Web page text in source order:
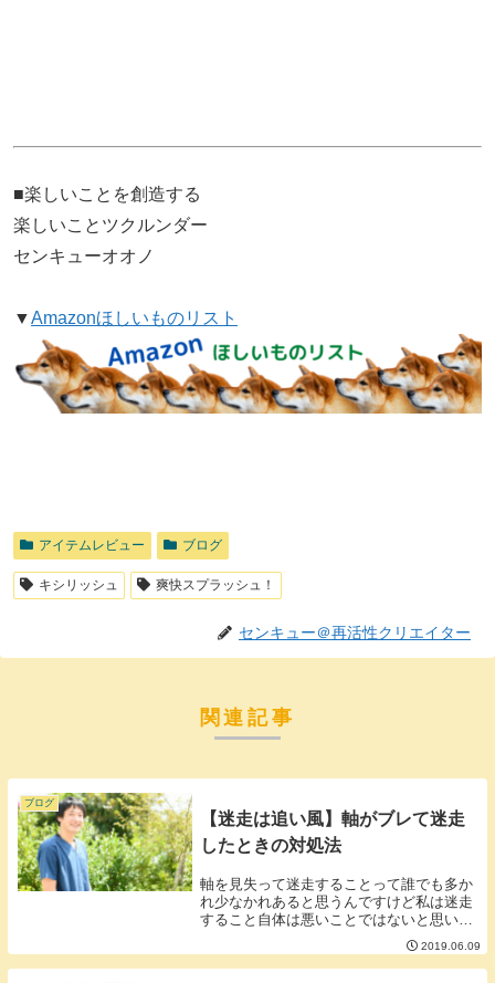
■楽しいことを創造する
楽しいことツクルンダー
センキューオオノ
▼Amazonほしいものリスト
アイテムレビュー ブログ
キシリッシュ 爽快スプラッシュ！
センキュー＠再活性クリエイター
関連記事
ブログ
【迷走は追い風】軸がブレて迷走
したときの対処法
軸を見失って迷走することって誰でも多か
れ少なかれあると思うんですけど私は迷走
すること自体は悪いことではないと思いま
す。■迷走したら迷走の中でチャレンジし
てみたらいい。迷走すると軸は定まらない
かもしれませんが逆に言うと異なる種類の
2019.06.09